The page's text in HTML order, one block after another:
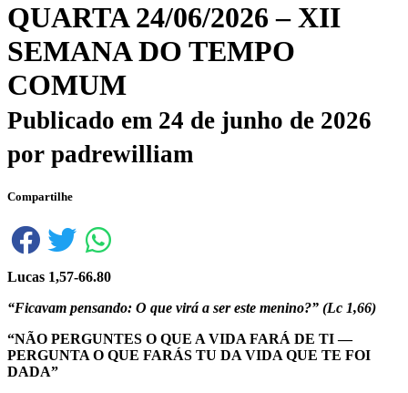
QUARTA 24/06/2026 – XII
SEMANA DO TEMPO
COMUM
Publicado em 24 de junho de 2026
por padrewilliam
Compartilhe
Lucas 1,57-66.80
“Ficavam pensando: O que virá a ser este menino?” (Lc 1,66)
“NÃO PERGUNTES O QUE A VIDA FARÁ DE TI —
PERGUNTA O QUE FARÁS TU DA VIDA QUE TE FOI
DADA”